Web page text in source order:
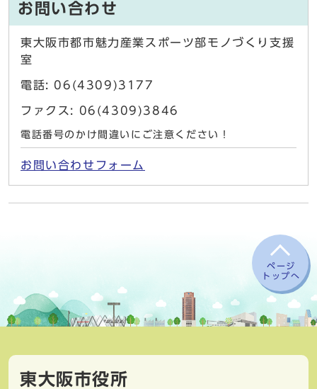
お問い合わせ
東大阪市都市魅力産業スポーツ部モノづくり支援
室
電話: 06(4309)3177
ファクス: 06(4309)3846
電話番号のかけ間違いにご注意ください！
お問い合わせフォーム
ページ
トップへ
東大阪市役所